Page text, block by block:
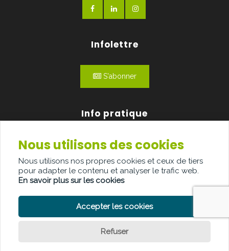
Infolettre
S'abonner
Info pratique
Qui sommes-nous?
Publicité
Contact
Nous utilisons des cookies
Nous utilisons nos propres cookies et ceux de tiers
pour adapter le contenu et analyser le trafic web.
En savoir plus sur les cookies
Accepter les cookies
Refuser